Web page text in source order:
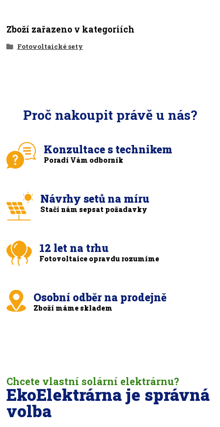
Zboží zařazeno v kategoriích
Fotovoltaické sety
Proč nakoupit právě u nás?
Konzultace s technikem
Poradí Vám odborník
Návrhy setů na míru
Stačí nám sepsat požadavky
12 let na trhu
Fotovoltaice opravdu rozumíme
Osobní odběr na prodejně
Zboží máme skladem
Chcete vlastní solární elektrárnu?
EkoElektrárna je správná
volba